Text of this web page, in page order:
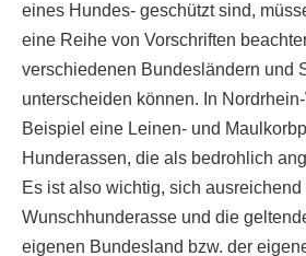
eines Hundes- geschützt sind,
eine Reihe von Vorschriften
verschiedenen Bundesländern und
unterscheiden können. In
Beispiel eine Leinen- und
Hunderassen, die als bedrohlich
Es ist also wichtig, sich ausreichend
Wunschhunderasse und die
eigenen Bundesland bzw. der